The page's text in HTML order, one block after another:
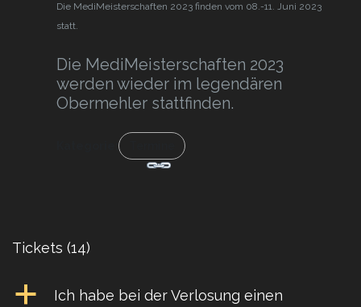
Die MediMeisterschaften 2023 finden vom 08.-11. Juni 2023
statt.
Die MediMeisterschaften 2023
werden wieder im legendären
Obermehler stattfinden.
Tickets (14)
a
Ich habe bei der Verlosung einen